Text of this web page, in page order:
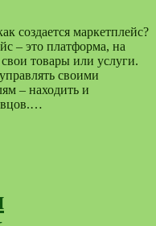
создается маркетплейс?
– это платформа, на
товары или услуги.
своими
– находить и